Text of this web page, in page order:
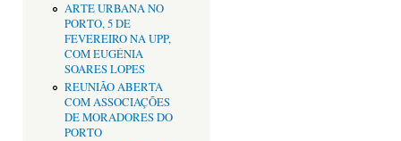
ARTE URBANA NO
PORTO, 5 DE
FEVEREIRO NA UPP,
COM EUGÉNIA
SOARES LOPES
REUNIÃO ABERTA
COM ASSOCIAÇÕES
DE MORADORES DO
PORTO